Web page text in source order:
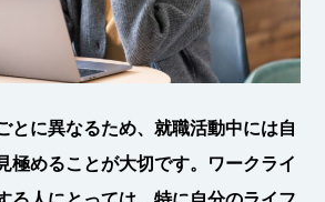
とに異なるため、就職活動中には自
極めることが大切です。ワークライ